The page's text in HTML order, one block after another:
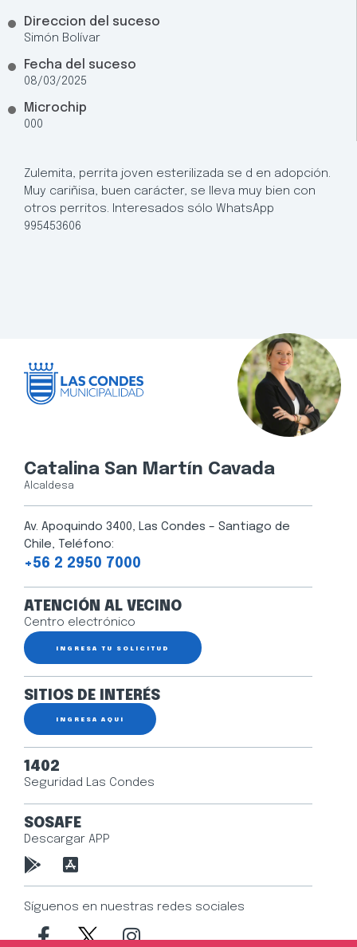
Direccion del suceso
Simón Bolívar
Fecha del suceso
08/03/2025
Microchip
000
Zulemita, perrita joven esterilizada se d en adopción.
Muy cariñisa, buen carácter, se lleva muy bien con
otros perritos. Interesados sólo WhatsApp
995453606
Catalina San Martín Cavada
Alcaldesa
Av. Apoquindo 3400, Las Condes – Santiago de
Chile, Teléfono:
+56 2 2950 7000
ATENCIÓN AL VECINO
Centro electrónico
INGRESA TU SOLICITUD
SITIOS DE INTERÉS
INGRESA AQUÍ
1402
Seguridad Las Condes
SOSAFE
Descargar APP
Síguenos en nuestras redes sociales